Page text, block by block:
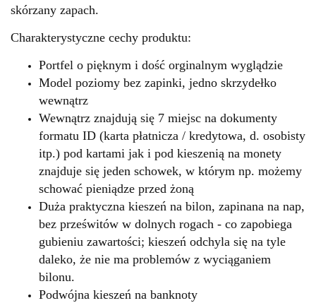
skórzany zapach.
Charakterystyczne cechy produktu:
Portfel o pięknym i dość orginalnym wyglądzie
Model poziomy bez zapinki, jedno skrzydełko
wewnątrz
Wewnątrz znajdują się 7 miejsc na dokumenty
formatu ID (karta płatnicza / kredytowa, d. osobisty
itp.) pod kartami jak i pod kieszenią na monety
znajduje się jeden schowek, w którym np. możemy
schować pieniądze przed żoną
Duża praktyczna kieszeń na bilon, zapinana na nap,
bez prześwitów w dolnych rogach - co zapobiega
gubieniu zawartości; kieszeń odchyla się na tyle
daleko, że nie ma problemów z wyciąganiem
bilonu.
Podwójna kieszeń na banknoty